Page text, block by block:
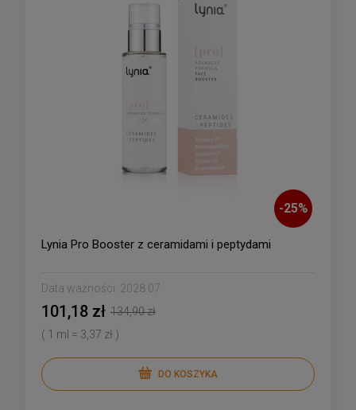
-25%
Lynia Pro Booster z ceramidami i peptydami
Data ważności: 2028.07
101,18 zł 134,90 zł
( 1 ml = 3,37 zł )
DO KOSZYKA